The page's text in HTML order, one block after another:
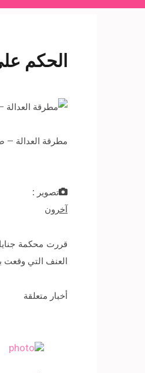
الحكم على
مطرقة العدالة –
تصوير :
آخرون
العنف التي وقعت بمنطقة المنيب خلال
أخبار متعلقة